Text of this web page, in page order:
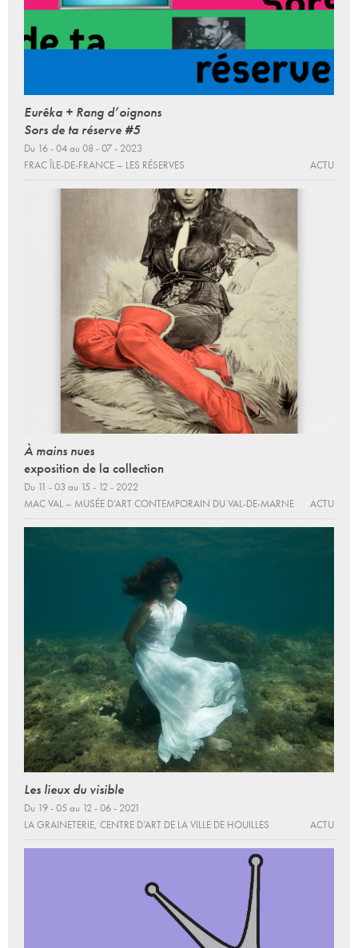
Eurêka + Rang d’oignons
Sors de ta réserve #5
Du 16 - 04 au 08 - 07 - 2023
FRAC ÎLE-DE-FRANCE – LES RÉSERVES
ACTU
À mains nues
exposition de la collection
Du 11 - 03 au 15 - 12 - 2022
MAC VAL – MUSÉE D’ART CONTEMPORAIN DU VAL-DE-MARNE
ACTU
Les lieux du visible
Du 19 - 05 au 12 - 06 - 2021
LA GRAINETERIE, CENTRE D’ART DE LA VILLE DE HOUILLES
ACTU